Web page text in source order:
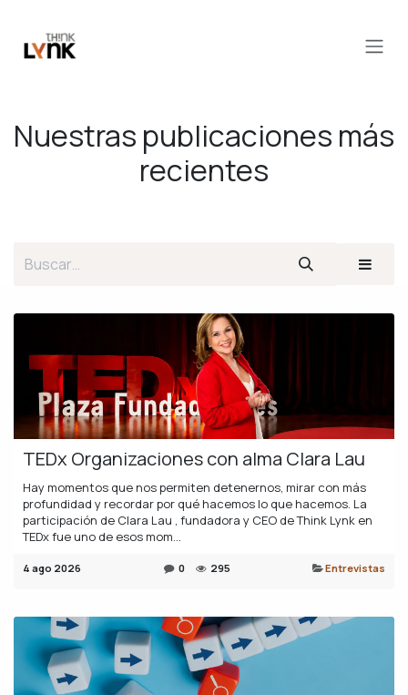
Nuestras publicaciones más
recientes
TEDx Organizaciones con alma Clara Lau
Hay momentos que nos permiten detenernos, mirar con más
profundidad y recordar por qué hacemos lo que hacemos. La
participación de Clara Lau , fundadora y CEO de Think Lynk en
TEDx fue uno de esos mom...
4 ago 2026 0 295 Entrevistas